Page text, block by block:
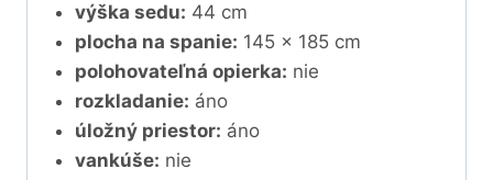
výška sedu: 44 cm
plocha na spanie: 145 x 185 cm
polohovateľná opierka: nie
rozkladanie: áno
úložný priestor: áno
vankúše: nie